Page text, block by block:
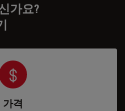
가요?
가격